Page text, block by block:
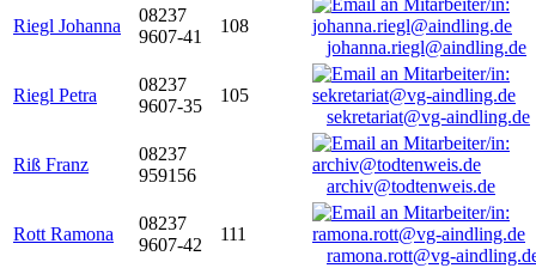
Riegl Johanna
08237
9607-41
108
johanna.riegl@aindling.de
Riegl Petra
08237
9607-35
105
sekretariat@vg-aindling.de
Riß Franz
08237
959156
archiv@todtenweis.de
Rott Ramona
08237
9607-42
111
ramona.rott@vg-